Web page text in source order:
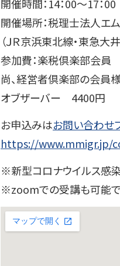
開催時間：14：00～17：00
開催場所：税理士法人エ
（ＪＲ京浜東北線・東急
参加費：楽税倶楽部会
尚、経営者倶楽部の会員
オブザーバー 4400円
お申込みはお問い合わせ
https://www.mmigr.jp/
※新型コロナウイルス感
※zoomでの受講も可能で